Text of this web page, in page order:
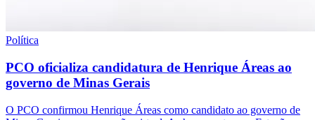
Política
PCO oficializa candidatura de Henrique Áreas ao
governo de Minas Gerais
O PCO confirmou Henrique Áreas como candidato ao governo de